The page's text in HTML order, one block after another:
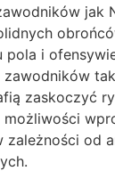
jak
pola i
zawodników
zaskoczyć
zależności od